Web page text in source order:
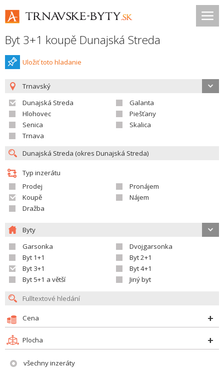
Byt 3+1 koupě Dunajská Streda
Uložiť toto hladanie
Trnavský
Dunajská Streda
Galanta
Hlohovec
Piešťany
Senica
Skalica
Trnava
Typ inzerátu
Prodej
Pronájem
Koupě
Nájem
Dražba
Byty
Garsonka
Dvojgarsonka
Byt 1+1
Byt 2+1
Byt 3+1
Byt 4+1
Byt 5+1 a větší
Jiný byt
Cena
Plocha
všechny inzeráty